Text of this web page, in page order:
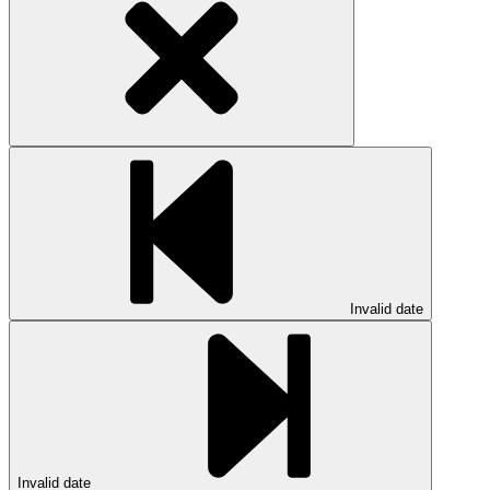
Invalid date
Invalid date